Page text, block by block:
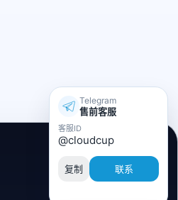
Telegram
售前客服
客服ID
@cloudcup
复制 联系